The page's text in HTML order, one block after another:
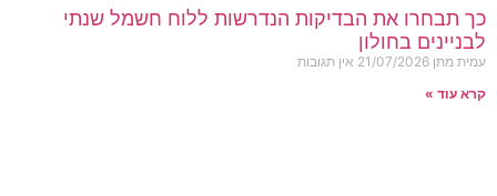
כך תבחרו את הבדיקות הנדרשות ללוח חשמל שנתי
לבניינים בחולון
עמית מתן 21/07/2026 אין תגובות
קרא עוד »